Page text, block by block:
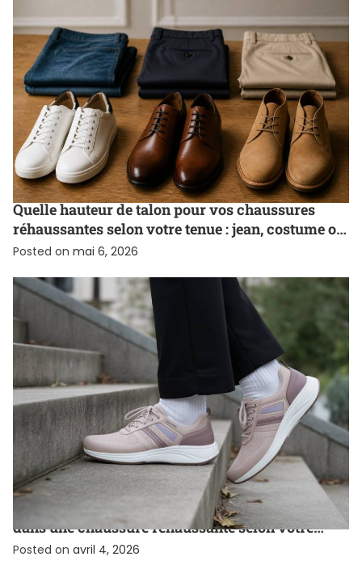
MARQUES DE CHAUSSURES RÉHAUSSANTES
Quelle hauteur de talon pour vos chaussures
réhaussantes selon votre tenue : jean, costume ou
chino
Posted on mai 6, 2026
CHAUSSURE
Comment choisir la bonne hauteur de semelle
dans une chaussure réhaussante selon votre
objectif de taille
Posted on avril 4, 2026